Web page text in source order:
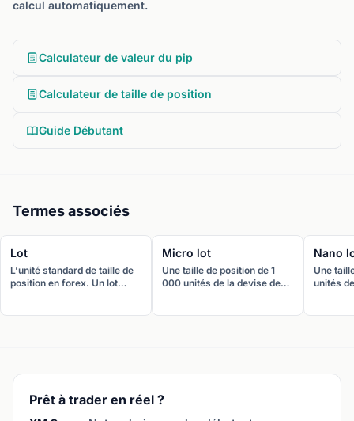
calcul automatiquement.
Calculateur de valeur du pip
Calculateur de taille de position
Guide Débutant
Termes associés
Lot
L’unité standard de taille de
position en forex. Un lot
Micro lot
Une taille de position de 1
000 unités de la devise de
Nano
Une
unités
Prêt à trader en réel ?